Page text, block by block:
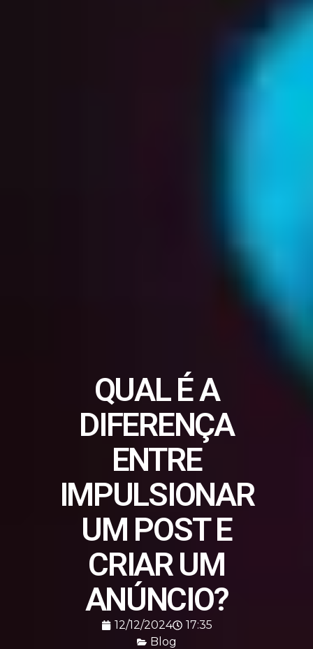
QUAL É A
DIFERENÇA
ENTRE
IMPULSIONAR
UM POST E
CRIAR UM
ANÚNCIO?
12/12/2024
17:35
Blog